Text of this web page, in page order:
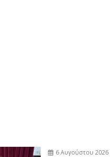
6 Αυγούστου 2026